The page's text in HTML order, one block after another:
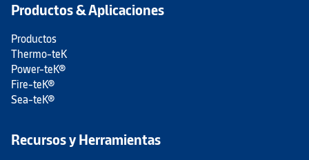
Productos & Aplicaciones
Productos
Thermo-teK
Power-teK®
Fire-teK®
Sea-teK®
Recursos y Herramientas